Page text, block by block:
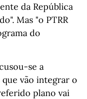
da República
Mas "o PTRR
do
se a
vão integrar o
plano vai